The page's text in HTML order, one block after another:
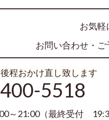
お気軽
お問い合わせ・
程おかけ直し致します
5518
21:00（最終受付